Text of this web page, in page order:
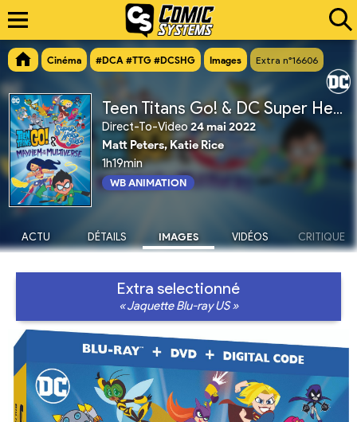
Cinéma #DCA #TTG #DCSHG Images Extra n°16606
Teen Titans Go! & DC Super Hero Girls : Pagaille dans le Multivers
Direct-To-Video24 mai 2022
Matt Peters, Katie Rice
1h19min
WB ANIMATION
ACTU DÉTAILS IMAGES VIDÉOS CRITIQUE
Extra selectionné
« Jaquette Blu-ray US »